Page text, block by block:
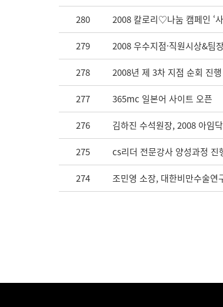
280 2008 칼로리♡나눔 캠페인 ‘
279 2008 우수지점·직원시상&팀
278 2008년 제 3차 지점 순회 진행
277 365mc 일본어 사이트 오픈
276 김하진 수석원장, 2008 아임
275 cs리더 전문강사 양성과정 진
274 조민영 소장, 대한비만수술연